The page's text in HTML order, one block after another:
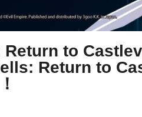
Return to
Return to